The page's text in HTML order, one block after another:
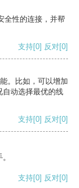
全性的连接，并帮
支持[0] 反对[0]
。比如，可以增加
自动选择最优的线
支持[0] 反对[0]
支持[0] 反对[0]